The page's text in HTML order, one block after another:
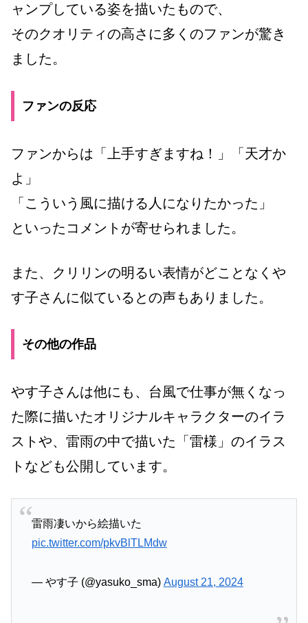
ャンプしている姿を描いたもので、
そのクオリティの高さに多くのファンが驚き
ました。
ファンの反応
ファンからは「上手すぎますね！」「天才か
よ」
「こういう風に描ける人になりたかった」
といったコメントが寄せられました。
また、クリリンの明るい表情がどことなくや
す子さんに似ているとの声もありました。
その他の作品
やす子さんは他にも、台風で仕事が無くなっ
た際に描いたオリジナルキャラクターのイラ
ストや、雷雨の中で描いた「雷様」のイラス
トなども公開しています。
雷雨凄いから絵描いた
pic.twitter.com/pkvBlTLMdw
— やす子 (@yasuko_sma) August 21, 2024